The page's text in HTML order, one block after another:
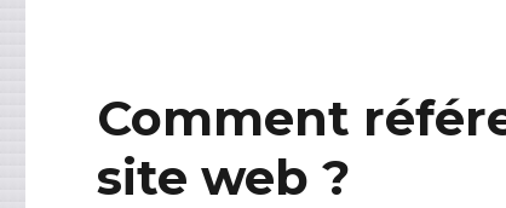
Comment
site web ?